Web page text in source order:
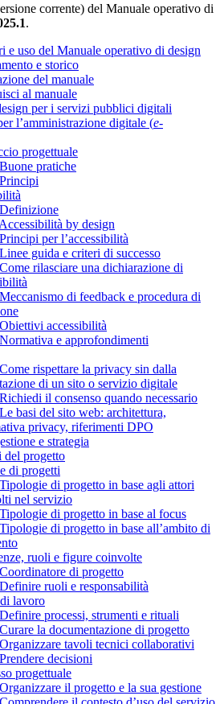
corrente) del Manuale operativo di
.
e uso del Manuale operativo di design
e storico
del manuale
al manuale
per i servizi pubblici digitali
l’amministrazione digitale (e-
progettuale
pratiche
by design
per l’accessibilità
guida e criteri di successo
rilasciare una dichiarazione di
di feedback e procedura di
accessibilità
e approfondimenti
rispettare la privacy sin dalla
di un sito o servizio digitale
il consenso quando necessario
basi del sito web: architettura,
privacy, riferimenti DPO
e strategia
progetto
di progetti
di progetto in base agli attori
nel servizio
di progetto in base al focus
di progetto in base all’ambito di
ruoli e figure coinvolte
di progetto
ruoli e responsabilità
lavoro
processi, strumenti e rituali
la documentazione di progetto
tavoli tecnici collaborativi
decisioni
progettuale
il progetto e la sua gestione